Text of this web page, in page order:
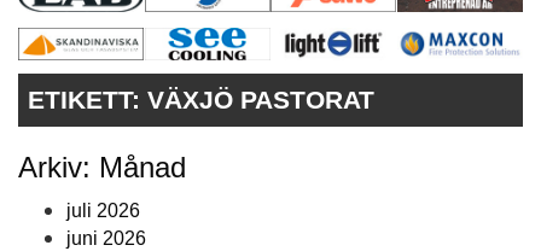
VÅRA ANDRA MAGASIN
ANNONSERA
KONTAKT
ETIKETT: VÄXJÖ PASTORAT
Arkiv: Månad
juli 2026
juni 2026